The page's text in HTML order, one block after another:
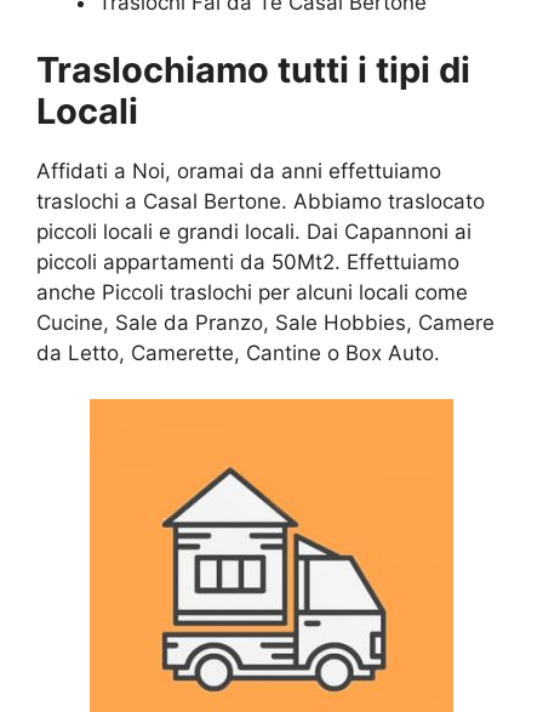
Traslochiamo tutti i tipi di
Locali
Affidati a Noi, oramai da anni effettuiamo
traslochi a Casal Bertone. Abbiamo traslocato
piccoli locali e grandi locali. Dai Capannoni ai
piccoli appartamenti da 50Mt2. Effettuiamo
anche Piccoli traslochi per alcuni locali come
Cucine, Sale da Pranzo, Sale Hobbies, Camere
da Letto, Camerette, Cantine o Box Auto.